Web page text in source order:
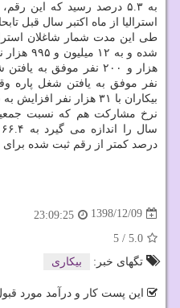
به ۵.۳ درصد رسید كه این
استرالیا از ماه اكتبر سال قبل
نفر موفق به یافتن شغل پاره
بیكاران با ۳۱ هزار نفر افزایش به ۷۲۵ هزار و ۹۰۰ نفر رسیده است.
درصد كمتر از رقم ثبت شده
1398/12/09
23:09:25
5.0
/
5
تگهای خبر:
بیكاری
این پست کار و درآمد مورد